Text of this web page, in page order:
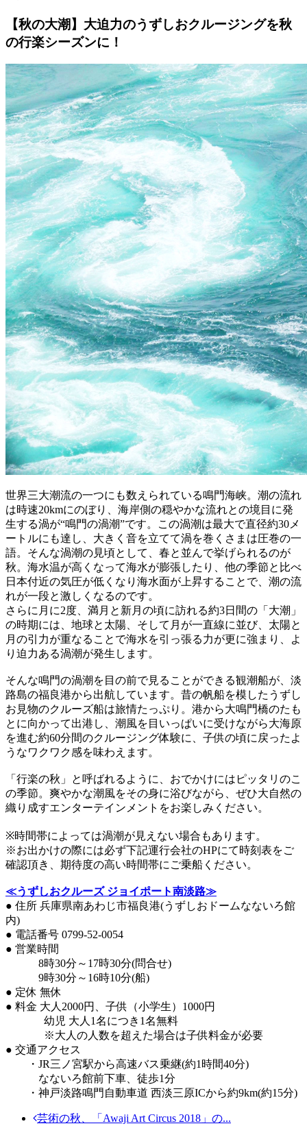
【秋の大潮】大迫力のうずしおクルージングを秋
の行楽シーズンに！
世界三大潮流の一つにも数えられている鳴門海峡。潮の流れ
は時速20kmにのぼり、海岸側の穏やかな流れとの境目に発
生する渦が“鳴門の渦潮”です。この渦潮は最大で直径約30メ
ートルにも達し、大きく音を立てて渦を巻くさまは圧巻の一
語。そんな渦潮の見頃として、春と並んで挙げられるのが
秋。海水温が高くなって海水が膨張したり、他の季節と比べ
日本付近の気圧が低くなり海水面が上昇することで、潮の流
れが一段と激しくなるのです。
さらに月に2度、満月と新月の頃に訪れる約3日間の「大潮」
の時期には、地球と太陽、そして月が一直線に並び、太陽と
月の引力が重なることで海水を引っ張る力が更に強まり、よ
り迫力ある渦潮が発生します。
そんな鳴門の渦潮を目の前で見ることができる観潮船が、淡
路島の福良港から出航しています。昔の帆船を模したうずし
お見物のクルーズ船は旅情たっぷり。港から大鳴門橋のたも
とに向かって出港し、潮風を目いっぱいに受けながら大海原
を進む約60分間のクルージング体験に、子供の頃に戻ったよ
うなワクワク感を味わえます。
「行楽の秋」と呼ばれるように、おでかけにはピッタリのこ
の季節。爽やかな潮風をその身に浴びながら、ぜひ大自然の
織り成すエンターテインメントをお楽しみください。
※時間帯によっては渦潮が見えない場合もあります。
※お出かけの際には必ず下記運行会社のHPにて時刻表をご
確認頂き、期待度の高い時間帯にご乗船ください。
≪うずしおクルーズ ジョイポート南淡路≫
● 住所 兵庫県南あわじ市福良港(うずしおドームなないろ館
内)
● 電話番号 0799-52-0054
● 営業時間
8時30分～17時30分(問合せ)
9時30分～16時10分(船)
● 定休 無休
● 料金 大人2000円、子供（小学生）1000円
幼児 大人1名につき1名無料
※大人の人数を超えた場合は子供料金が必要
● 交通アクセス
・JR三ノ宮駅から高速バス乗継(約1時間40分)
なないろ館前下車、徒歩1分
・神戸淡路鳴門自動車道 西淡三原ICから約9km(約15分)
芸術の秋、「Awaji Art Circus 2018」の...